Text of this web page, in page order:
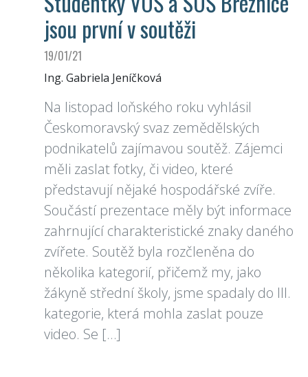
jsou první v soutěži
19/01/21
Ing. Gabriela Jeníčková
Na listopad loňského roku vyhlásil
Českomoravský svaz zemědělských
podnikatelů zajímavou soutěž. Zájemci
měli zaslat fotky, či video, které
představují nějaké hospodářské zvíře.
Součástí prezentace měly být informace
zahrnující charakteristické znaky daného
zvířete. Soutěž byla rozčleněna do
několika kategorií, přičemž my, jako
žákyně střední školy, jsme spadaly do III.
kategorie, která mohla zaslat pouze
video. Se […]